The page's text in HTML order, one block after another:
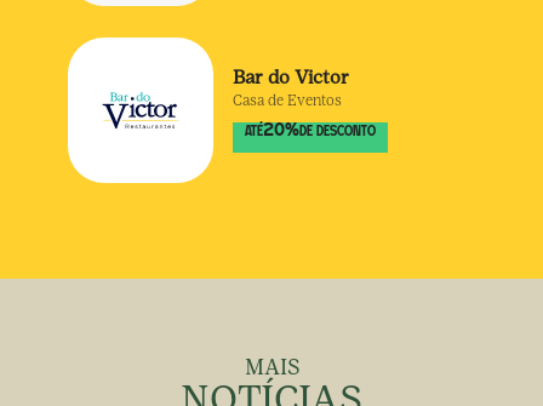
Bar do Victor
Casa de Eventos
ATÉ20% DE DESCONTO
MAIS